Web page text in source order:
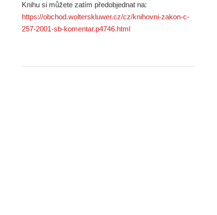
Knihu si můžete zatím předobjednat na:
https://obchod.wolterskluwer.cz/cz/knihovni-zakon-c-
257-2001-sb-komentar.p4746.html